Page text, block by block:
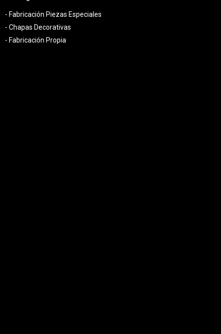
- Fabricación Piezas Especiales
- Chapas Decorativas
- Fabricación Propia